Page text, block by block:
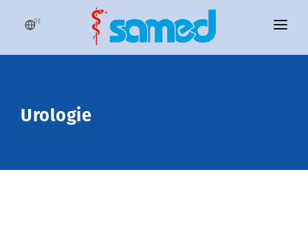
DE
SAMED
SIMULATOREN
DIENSTLEISTUNG
Urologie